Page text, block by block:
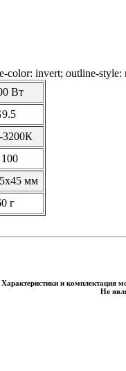
color: invert; outline-
Вт
3200К
мм
г
Характеристики и комплектация
Не